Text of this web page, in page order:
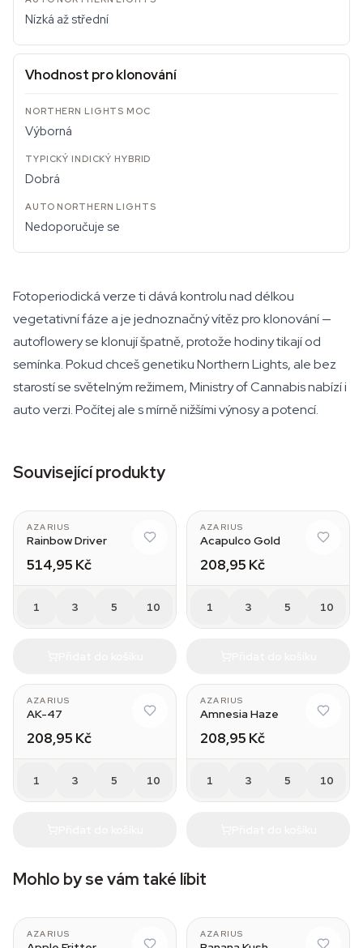
Nízká až střední
Vhodnost pro klonování
Výborná
Dobrá
Nedoporučuje se
Fotoperiodická verze ti dává kontrolu nad délkou
vegetativní fáze a je jednoznačný vítěz pro klonování —
autoflowery se klonují špatně, protože hodiny tikají od
semínka. Pokud chceš genetiku Northern Lights, ale bez
starostí se světelným režimem, Ministry of Cannabis nabízí i
auto verzi. Počítej ale s mírně nižšími výnosy a potencí.
Související produkty
AZARIUS
Rainbow Driver
514,95 Kč
1 3 5 10
AZARIUS
Acapulco Gold
208,95 Kč
1 3 5 10
AZARIUS
AK-47
208,95 Kč
1 3 5 10
AZARIUS
Amnesia Haze
208,95 Kč
1 3 5 10
Mohlo by se vám také líbit
AZARIUS AZARIUS